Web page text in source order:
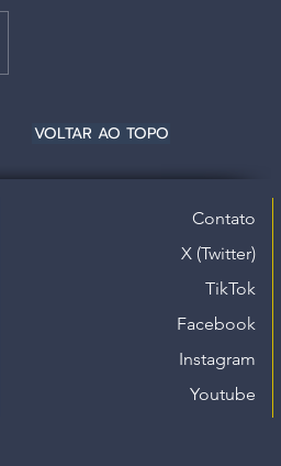
VOLTAR AO TOPO
Contato
X (Twitter)
TikTok
Facebook
Instagram
Youtube